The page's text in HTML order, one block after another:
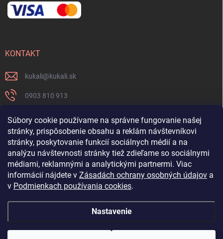
Súbory cookie používame na správne fungovanie našej
stránky, prispôsobenie obsahu a reklám návštevníkovi
stránky, poskytovanie funkcií sociálnych médií a na
analýzu návštevnosti stránky tiež zdieľame so sociálnymi
médiami, reklamnými a analytickými partnermi. Viac
informácií nájdete v Zásadách ochrany osobných údajov a
v Podmienkach používania cookies.
Nastavenie
KONTAKT
kukali@kukali.sk
0903 810 913
Nenechajte si ujsť novinky a sledujte nás na FB
kukalishop
Copyright 2026www.kukali.sk. Všetky práva vyhradené.Upraviť nastavenie